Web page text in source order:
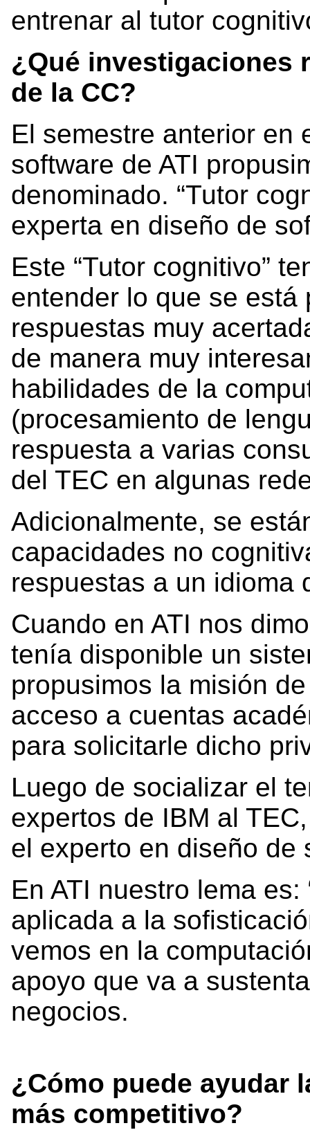
entrenar al tutor
¿Qué investigaciones
de la CC?
El semestre anterior en
software de ATI
denominado. “Tutor
experta en diseño de
Este “Tutor cognitivo”
entender lo que se está
respuestas muy
de manera muy
habilidades de la
(procesamiento de
respuesta a varias
del TEC en algunas
Adicionalmente, se
capacidades no
respuestas a un idioma
Cuando en ATI nos
tenía disponible un
propusimos la misión
acceso a cuentas
para solicitarle dicho
Luego de socializar el
expertos de IBM al
el experto en diseño de
En ATI nuestro lema
aplicada a la
vemos en la
apoyo que va a
negocios.
¿Cómo puede ayudar
más competitivo?